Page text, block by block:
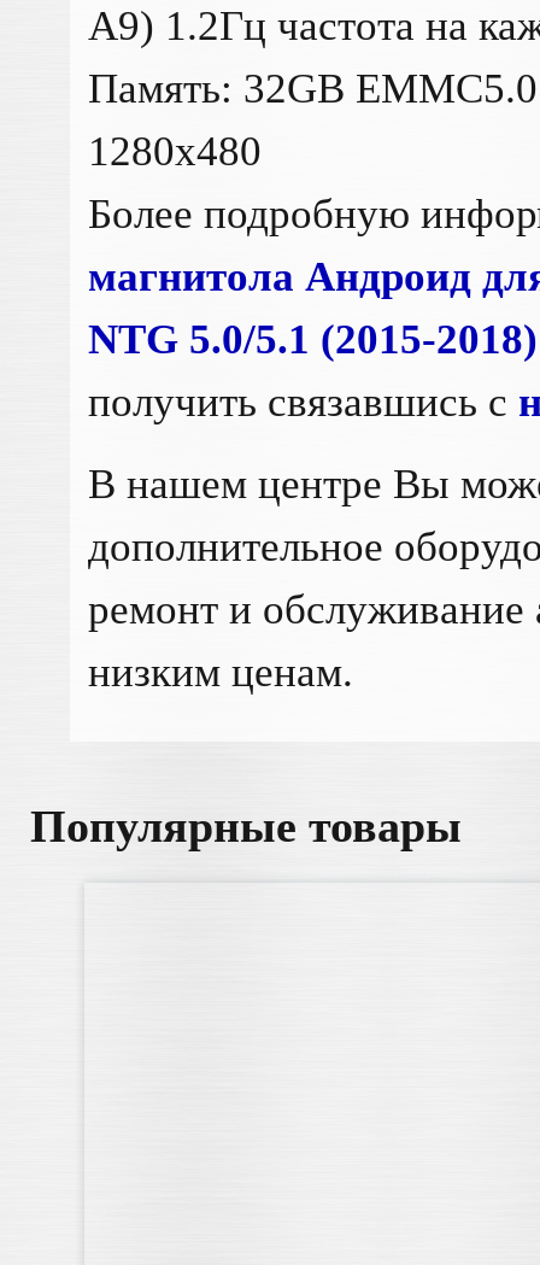
A9) 1.2Гц частота на
Память: 32GB
1280x480
Более подробную
магнитола Андроид
NTG 5.0/5.1 (2015-
получить связавшись с
В нашем центре Вы
дополнительное
ремонт и обслуживание
низким ценам.
Популярные товары